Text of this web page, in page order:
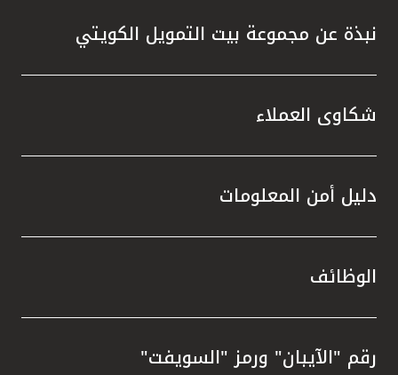
نبذة عن مجموعة بيت التمويل الكويتي
شكاوى العملاء
دليل أمن المعلومات
الوظائف
رقم "الآيبان" ورمز "السويفت"